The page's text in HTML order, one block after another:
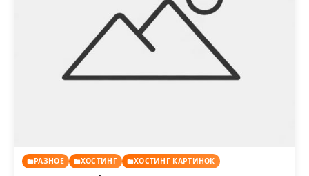
РАЗНОЕ ХОСТИНГ ХОСТИНГ КАРТИНОК